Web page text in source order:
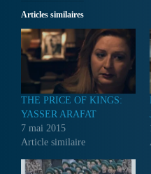
Articles similaires
THE PRICE OF KINGS:
YASSER ARAFAT
7 mai 2015
Article similaire